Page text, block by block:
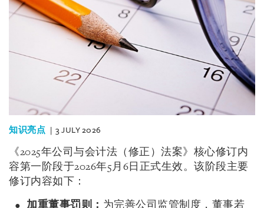
知识亮点 3 JULY 2026
《2025年公司与会计法（修正）法案》核心修订内
容第一阶段于2026年5月6日正式生效。该阶段主要
修订内容如下：
加重董事罚则： 为完善公司监管制度，董事若